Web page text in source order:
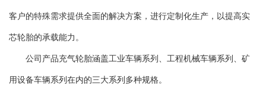
客户的特殊需求提供全面的解决方案，进行定制化生产，以提高实
芯轮胎的承载能力。
公司产品充气轮胎涵盖工业车辆系列、工程机械车辆系列、矿
用设备车辆系列在内的三大系列多种规格。